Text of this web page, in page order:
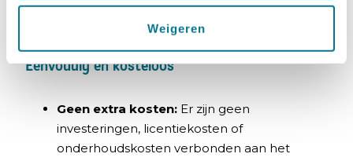
Weigeren
Eenvoudig en kosteloos
Geen extra kosten: Er zijn geen
investeringen, licentiekosten of
onderhoudskosten verbonden aan het